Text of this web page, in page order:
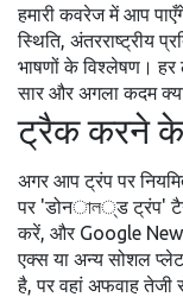
हमारी कवरेज में आप
स्थिति, अंतरराष्ट्रीय
भाषणों के विश्लेषण।
सार और अगला कदम
ट्रैक करने
अगर आप ट्रंप पर
पर 'डोनাল्ड ट्रंप' टैग
करें, और Google
एक्स या अन्य सोशल
है, पर वहां अफवाह तेजी